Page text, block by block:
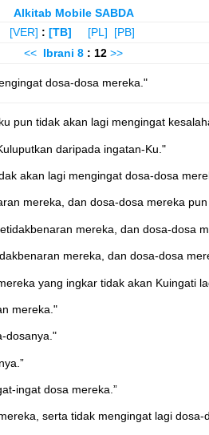
Alkitab Mobile SABDA
[VER] : [TB] [PL]
[PB]
<< Ibrani 8 : 12 >>
dosa-dosa mereka."
pun tidak akan lagi mengingat
daripada ingatan-Ku."
akan lagi mengingat dosa-dosa
mereka, dan dosa-dosa mereka
mereka, dan dosa-dosa
mereka, dan dosa-dosa
yang ingkar tidak akan Kuingati
mereka."
dosanya."
ingat dosa mereka.”
serta tidak mengingat lagi dosa-